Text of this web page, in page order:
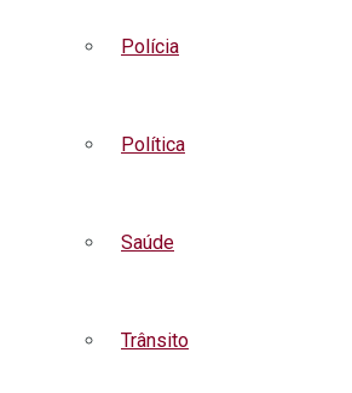
Polícia
Política
Saúde
Trânsito